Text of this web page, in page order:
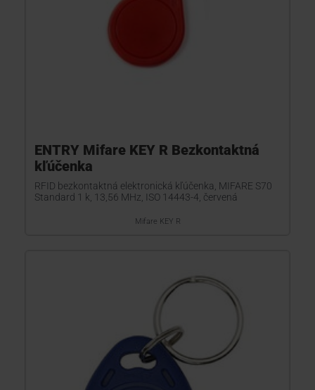
ENTRY Mifare KEY R Bezkontaktná
kľúčenka
RFID bezkontaktná elektronická kľúčenka, MIFARE S70
Standard 1 k, 13,56 MHz, ISO 14443-4, červená
Mifare KEY R